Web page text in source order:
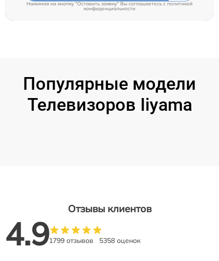
Нажимая на кнопку "Оставить заявку" Вы соглашаетесь c политикой
конфиденциальности
Популярные модели
Телевизоров Iiyama
Отзывы клиентов
4.91799 отзывов 5358 оценок